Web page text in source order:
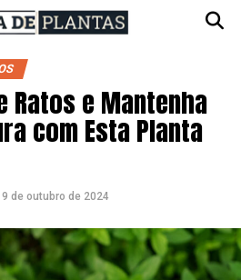
Ratos e Mantenha
com Esta Planta
9 de outubro de 2024